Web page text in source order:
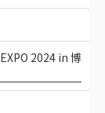
2024 in 博